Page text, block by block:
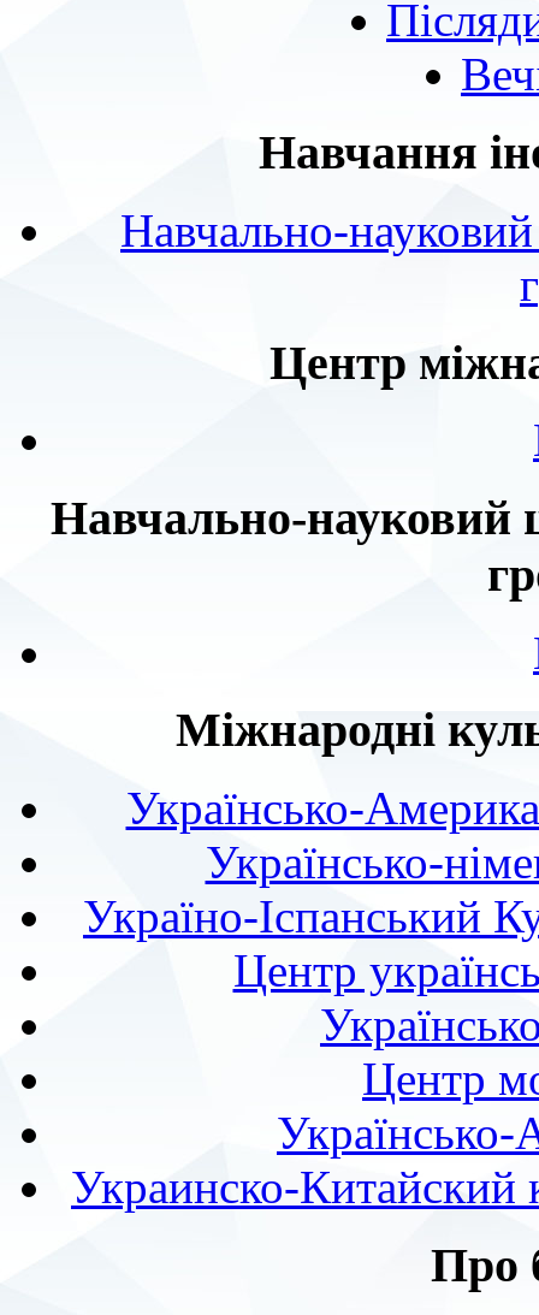
Навчання
Навчально-
Центр
Навчально-науковий
Міжнародні
Українсько-
Українсько-
Україно-Іспанський
Центр
Центр
Українсько-
Украинско-Китайский
Про